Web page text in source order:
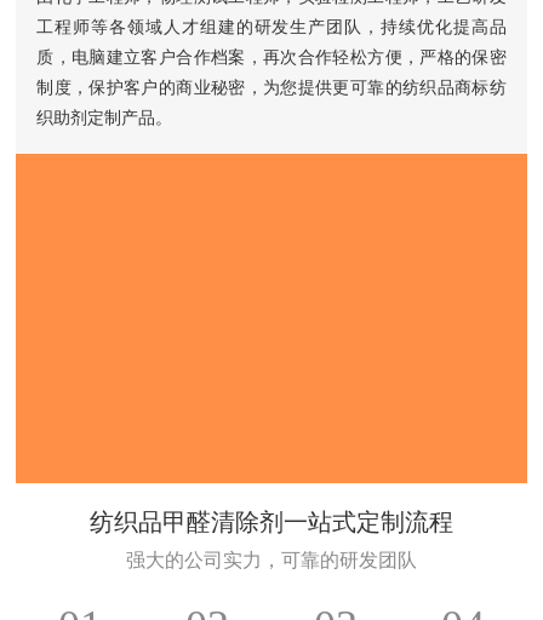
工程师等各领域人才组建的研发生产团队，持续优化提高品
质，电脑建立客户合作档案，再次合作轻松方便，严格的保密
制度，保护客户的商业秘密，为您提供更可靠的纺织品商标纺
织助剂定制产品。
纺织品甲醛清除剂一站式定制流程
强大的公司实力，可靠的研发团队